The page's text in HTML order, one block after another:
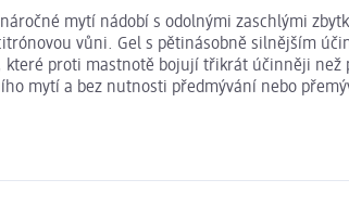
mytí nádobí s odolnými zaschlými
vůni. Gel s pětinásobně silnějším
proti mastnotě bojují třikrát účinněji než
mytí a bez nutnosti předmývání nebo